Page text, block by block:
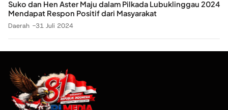
Suko dan Hen Aster Maju dalam Pilkada Lubuklinggau 2024
Mendapat Respon Positif dari Masyarakat
Daerah 31 Juli 2024